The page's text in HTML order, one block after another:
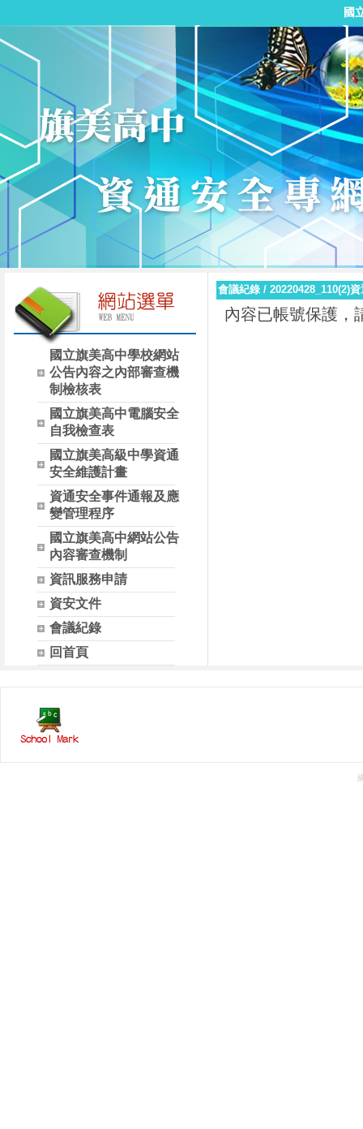
國
國立旗美高中學校網站
公告內容之內部審查機
制檢核表
國立旗美高中電腦安全
自我檢查表
國立旗美高級中學資通
安全維護計畫
資通安全事件通報及應
變管理程序
國立旗美高中網站公告
內容審查機制
資訊服務申請
資安文件
會議紀錄
回首頁
會議紀錄 / 20220428_110(2)
內容已帳號保護，